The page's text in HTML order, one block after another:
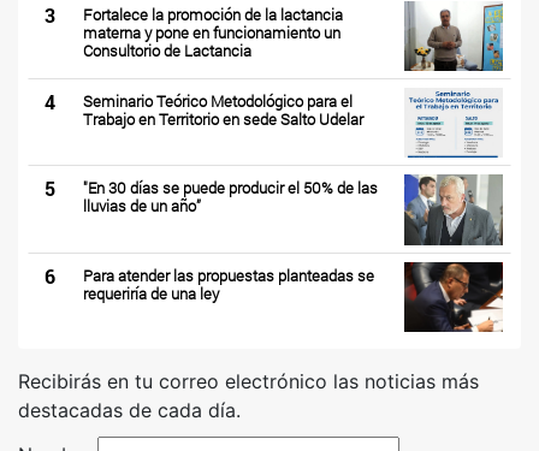
3
Fortalece la promoción de la lactancia
materna y pone en funcionamiento un
Consultorio de Lactancia
4
Seminario Teórico Metodológico para el
Trabajo en Territorio en sede Salto Udelar
5
"En 30 días se puede producir el 50% de las
lluvias de un año”
6
Para atender las propuestas planteadas se
requeriría de una ley
Recibirás en tu correo electrónico las noticias más
destacadas de cada día.